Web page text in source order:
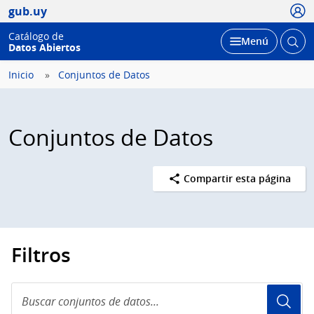
gub.uy
Catálogo de
Datos Abiertos
Desplegar
Menú Abrir
Inicio Conjuntos de Datos
Conjuntos de Datos
Compartir esta página
Filtros
conjuntos